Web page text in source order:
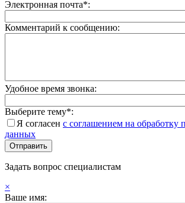
Электронная почта*:
Комментарий к сообщению:
Удобное время звонка:
Выберите тему*:
Я согласен с соглашением на обработку
данных
Задать вопрос специалистам
×
Ваше имя: